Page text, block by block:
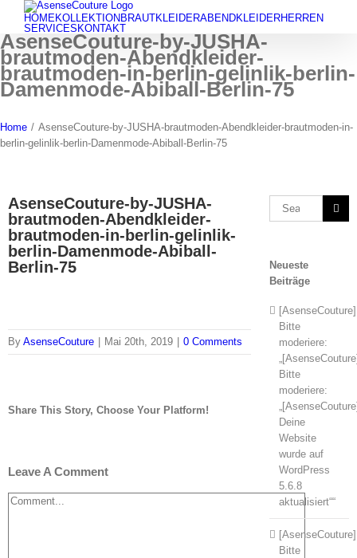
content
HOMEKOLLEKTION BRAUTKLEIDERABENDKLEIDERHERREN
SERVICES KONTAKT
AsenseCouture-by-JUSHA-
brautmoden-Abendkleider-
brautmoden-in-berlin-gelinlik-berlin-
Damenmode-Abiball-Berlin-75
Home / AsenseCouture-by-JUSHA-brautmoden-Abendkleider-brautmoden-in-
berlin-gelinlik-berlin-Damenmode-Abiball-Berlin-75
AsenseCouture-by-JUSHA-
brautmoden-Abendkleider-
brautmoden-in-berlin-gelinlik-
berlin-Damenmode-Abiball-
Berlin-75
By AsenseCouture Mai 20th, 2019 0 Comments
Share This Story, Choose Your Platform!
Leave A Comment
Comment
Search
for:
Neueste
Beiträge
[AsenseCouture]
Bitte
moderiere:
Bitte
moderiere:
Deine
Website
wurde auf
WordPress
5.6.8
aktualisiert““
[AsenseCouture]
Bitte